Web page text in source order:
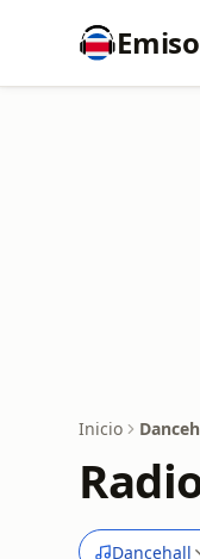
Inicio
Dancehall